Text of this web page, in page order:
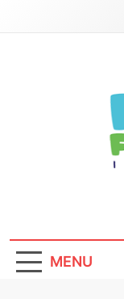
MENU